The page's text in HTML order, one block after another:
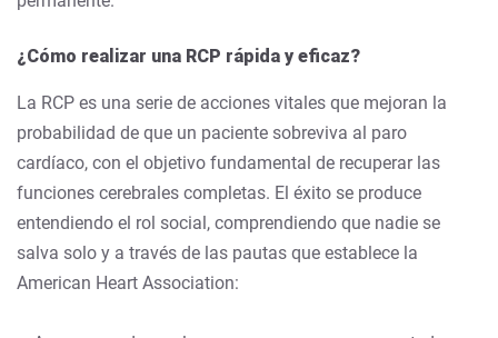
¿Cómo realizar una RCP rápida y eficaz?
La RCP es una serie de acciones vitales que mejoran la
probabilidad de que un paciente sobreviva al paro
cardíaco, con el objetivo fundamental de recuperar las
funciones cerebrales completas. El éxito se produce
entendiendo el rol social, comprendiendo que nadie se
salva solo y a través de las pautas que establece la
American Heart Association: